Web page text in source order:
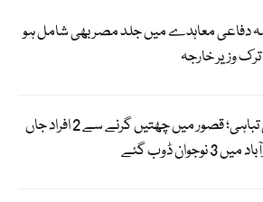
دفاعی معاہدے میں جلد مصر بھی شامل ہو
وزیر خارجہ
بارشوں کی تباہی؛ قصور میں چھتیں گرنے سے 2 افراد جاں
ڈوب گئے